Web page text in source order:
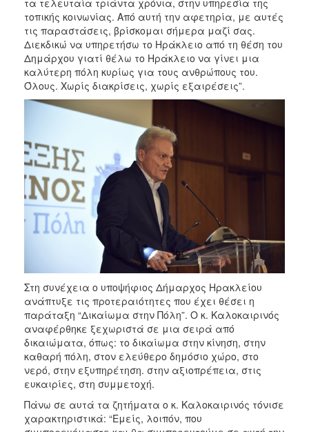
τοπικής κοινωνίας. Από αυτή την αφετηρία, με αυτές
τις παραστάσεις, βρίσκομαι σήμερα μαζί σας.
Διεκδικώ να υπηρετήσω το Ηράκλειο από τη θέση του
Δημάρχου γιατί θέλω το Ηράκλειο να γίνει μια
καλύτερη πόλη κυρίως για τους ανθρώπους του.
Όλους. Χωρίς διακρίσεις, χωρίς εξαιρέσεις”.
Στη συνέχεια ο υποψήφιος Δήμαρχος Ηρακλείου
ανάπτυξε τις προτεραιότητες που έχει θέσει η
παράταξη “Δικαίωμα στην Πόλη”. Ο κ. Καλοκαιρινός
αναφέρθηκε ξεχωριστά σε μια σειρά από
δικαιώματα, όπως: το δικαίωμα στην κίνηση, στην
καθαρή πόλη, στον ελεύθερο δημόσιο χώρο, στο
νερό, στην εξυπηρέτηση. στην αξιοπρέπεια, στις
ευκαιρίες, στη συμμετοχή.
Πάνω σε αυτά τα ζητήματα ο κ. Καλοκαιρινός τόνισε
χαρακτηριστικά: “Εμείς, λοιπόν, που